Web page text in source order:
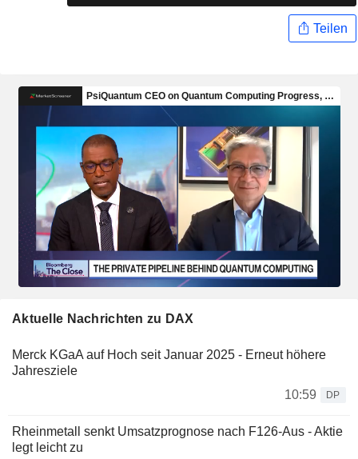
Teilen
Aktuelle Nachrichten zu DAX
Merck KGaA auf Hoch seit Januar 2025 - Erneut höhere
Jahresziele
10:59
DP
Rheinmetall senkt Umsatzprognose nach F126-Aus - Aktie
legt leicht zu